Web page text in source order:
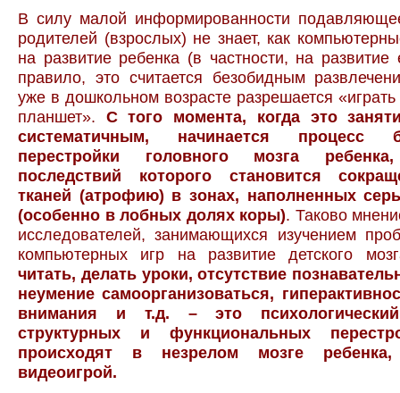
В силу малой информированности
родителей (взрослых) не знает, как
на развитие ребенка (в частности, на развитие
правило, это считается безобидным
уже в дошкольном возрасте разрешается
планшет». С того момента, когда это
систематичным, начинается процесс
перестройки головного мозга
последствий которого становится
тканей (атрофию) в зонах, наполненных
(особенно в лобных долях коры). Таково
исследователей, занимающихся изучением
компьютерных игр на развитие детского
читать, делать уроки, отсутствие
неумение самоорганизоваться,
внимания и т.д. – это
структурных и функциональных
происходят в незрелом мозге ребенка,
видеоигрой.